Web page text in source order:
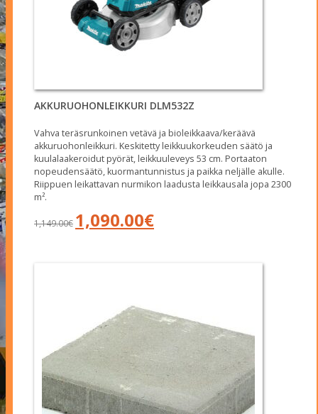
AKKURUOHONLEIKKURI DLM532Z
Vahva teräsrunkoinen vetävä ja bioleikkaava/keräävä
akkuruohonleikkuri. Keskitetty leikkuukorkeuden säätö ja
kuulalaakeroidut pyörät, leikkuuleveys 53 cm. Portaaton
nopeudensäätö, kuormantunnistus ja paikka neljälle akulle.
Riippuen leikattavan nurmikon laadusta leikkausala jopa 2300
m².
1,149.00€
Alkuperäinen
hinta
1,090.00€Nykyinen
hinta